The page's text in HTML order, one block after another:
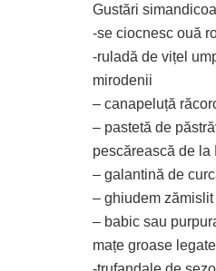
Gustări
-se ciocnesc ouă
-ruladă de vițel
mirodenii
– canapeluță
– pastetă de
pescărească de la
– galantină de
– ghiudem
– babic sau
mațe groase